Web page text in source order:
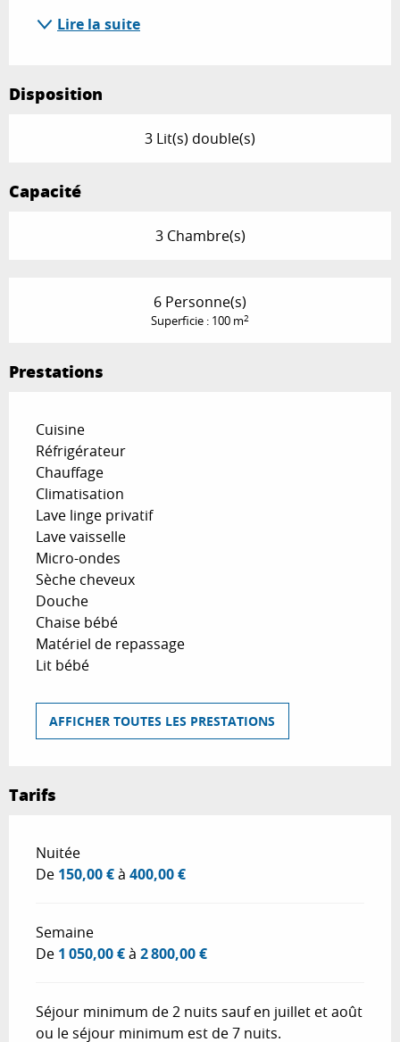
Lire la suite
Disposition
3 Lit(s) double(s)
Capacité
3 Chambre(s)
6 Personne(s)
Superficie : 100 m2
Prestations
Cuisine
Réfrigérateur
Chauffage
Climatisation
Lave linge privatif
Lave vaisselle
Micro-ondes
Sèche cheveux
Douche
Chaise bébé
Matériel de repassage
Lit bébé
AFFICHER TOUTES LES PRESTATIONS
Tarifs
Tarifs 2026
Nuitée
De 150,00 €à 400,00 €
Semaine
De 1 050,00 €à 2 800,00 €
Séjour minimum de 2 nuits sauf en juillet et août
ou le séjour minimum est de 7 nuits.